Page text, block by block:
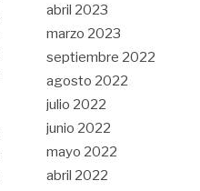
abril 2023
marzo 2023
septiembre 2022
agosto 2022
julio 2022
junio 2022
mayo 2022
abril 2022